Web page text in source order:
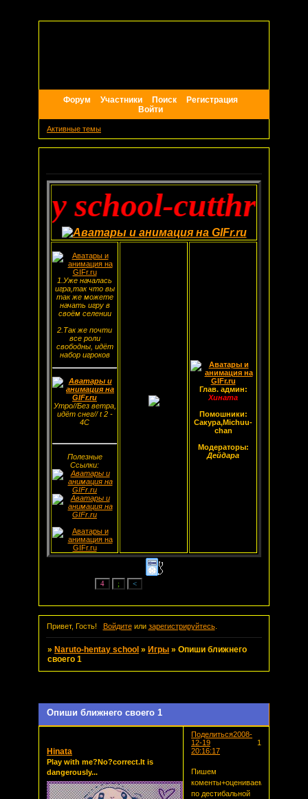
Форум Участники Поиск
Регистрация
Войти
Активные темы
school-cutthroat
1.Уже началась
игра,так что вы
так же можете
начать игру в
своём селении
2.Так же почти
все роли
свободны, идёт
набор игроков
Утро//Без ветра,
идёт снег// t 2 -
4С
Полезные
Ссылки:
Глав. админ:
Хината
Помошники:
Сакура,Michuu-
chan
Модераторы:
Дейдара
Привет, Гость! Войдитеили зарегистрируйтесь.
» Naruto-hentay school » Игры »Опиши ближнего
своего 1
Опиши ближнего своего 1
Поделиться
1
2008-
12-19
20:16:17
Hinata
Play with me?No?correct.It is
dangerously...
Пишем
коменты+оцениваем
по дестибальной